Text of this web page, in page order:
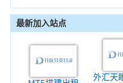
最新加入站点
外汇天